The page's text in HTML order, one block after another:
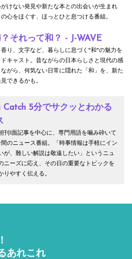
けない発見や新たな本との出会いが生まれ
心をほぐす、ほっとひと息つける番組。
それって和？ - J-WAVE
り、文字など、暮らしに息づく"和"の魅力を
キャスト。昔ながらの日本らしさと現代の感
がら、何気ない日常に隠れた「和」を、新た
できるかも。
Catch 5分でサクッとわかる
刊1面記事を中心に、専門用語を噛み砕いて
のニュース番組。「時事情報は手軽にイン
が、難しい解説は敬遠したい」というニュ
ニーズに応え、その日の重要なトピックを
りやすく伝える。
あれこれ